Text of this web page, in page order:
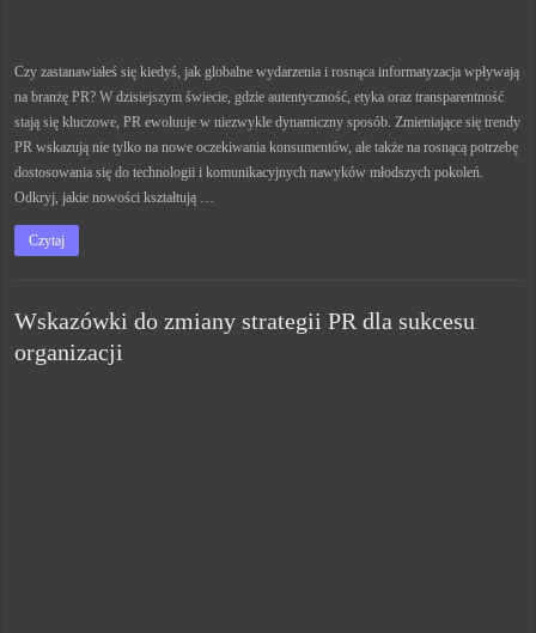
Czy zastanawiałeś się kiedyś, jak globalne wydarzenia i rosnąca informatyzacja wpływają
na branżę PR? W dzisiejszym świecie, gdzie autentyczność, etyka oraz transparentność
stają się kluczowe, PR ewoluuje w niezwykle dynamiczny sposób. Zmieniające się trendy
PR wskazują nie tylko na nowe oczekiwania konsumentów, ale także na rosnącą potrzebę
dostosowania się do technologii i komunikacyjnych nawyków młodszych pokoleń.
Odkryj, jakie nowości kształtują …
Czytaj
Wskazówki do zmiany strategii PR dla sukcesu
organizacji